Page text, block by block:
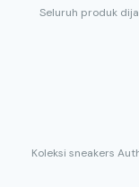
Seluruh produk
Koleksi sneakers